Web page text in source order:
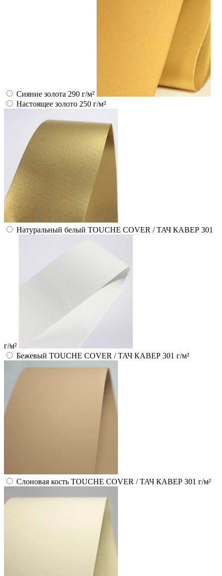
Сияние золота 290 г/м²
Настоящее золото 250 г/м²
Натуральный белый TOUCHE COVER / ТАЧ КАВЕР 301
г/м²
Бежевый TOUCHE COVER / ТАЧ КАВЕР 301 г/м²
Слоновая кость TOUCHE COVER / ТАЧ КАВЕР 301 г/м²